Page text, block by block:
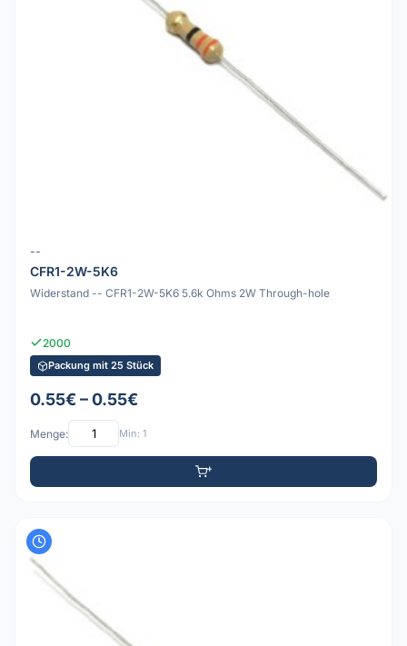
--
CFR1-2W-5K6
Widerstand -- CFR1-2W-5K6 5.6k Ohms 2W Through-hole
2000
Packung mit 25 Stück
0.55€ – 0.55€
Menge: Min: 1